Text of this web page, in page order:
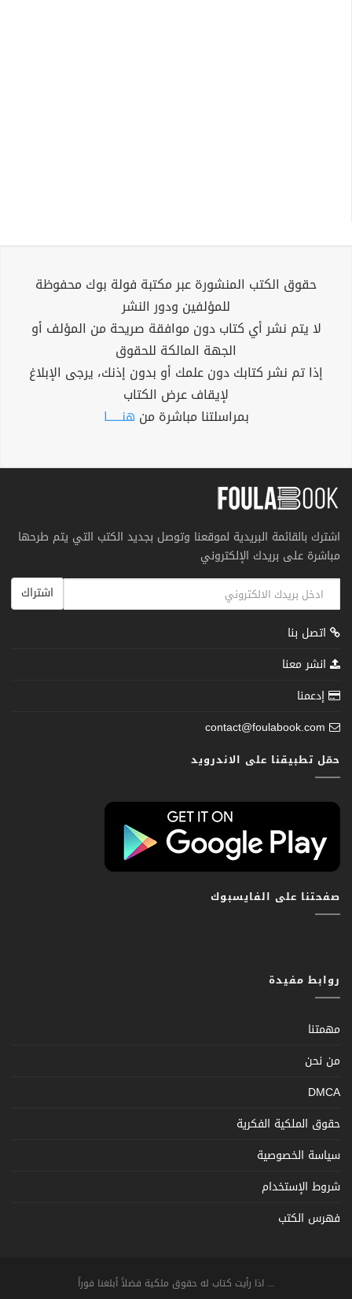
حقوق الكتب المنشورة عبر مكتبة فولة بوك محفوظة
للمؤلفين ودور النشر
لا يتم نشر أي كتاب دون موافقة صريحة من المؤلف أو
الجهة المالكة للحقوق
إذا تم نشر كتابك دون علمك أو بدون إذنك، يرجى الإبلاغ
لإيقاف عرض الكتاب
بمراسلتنا مباشرة من هنــــــا
اشترك بالقائمة البريدية لموقعنا وتوصل بجديد الكتب التي يتم طرحها
مباشرة على بريدك الإلكتروني
اشتراك
اتصل بنا
انشر معنا
إدعمنا
contact@foulabook.com
حمّل تطبيقنا على الاندرويد
صفحتنا على الفايسبوك
روابط مفيدة
مهمتنا
من نحن
DMCA
حقوق الملكية الفكرية
سياسة الخصوصية
شروط الإستخدام
فهرس الكتب
... اذا رأيت كتاب له حقوق ملكية فضلاً أبلغنا فوراً